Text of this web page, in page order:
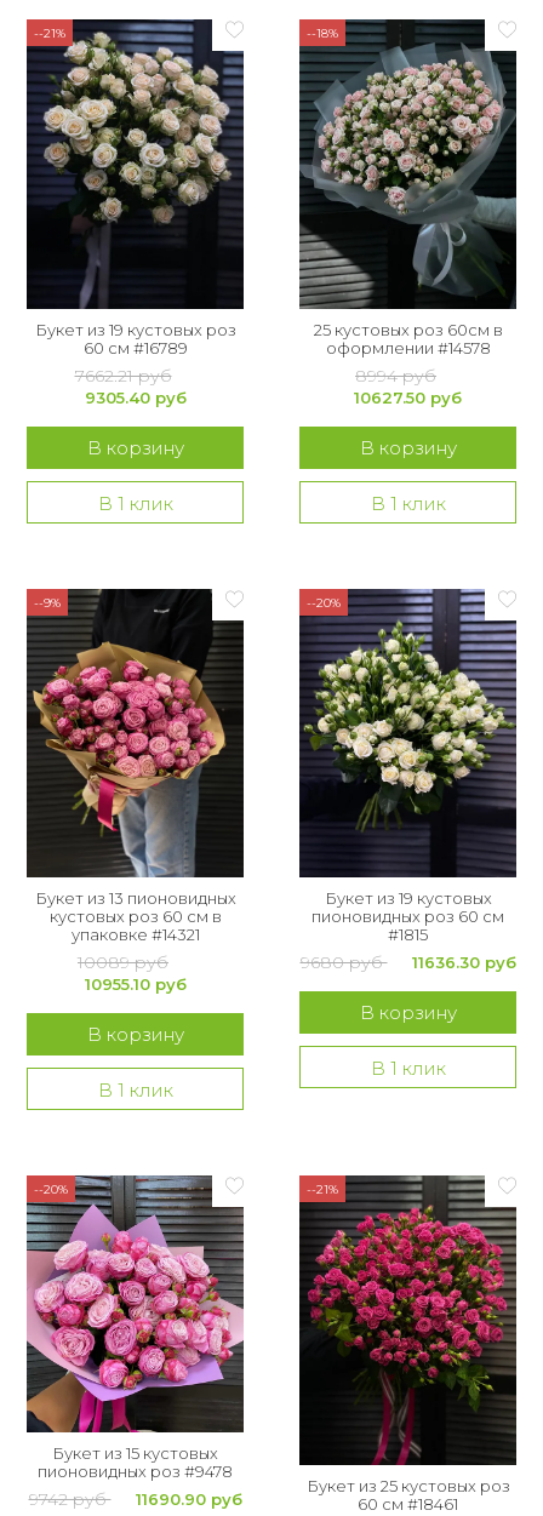
--21%
Букет из 19 кустовых роз
60 см #16789
7662.21 руб
9305.40 руб
В корзину
В 1 клик
--18%
25 кустовых роз 60см в
оформлении #14578
8994 руб
10627.50 руб
В корзину
В 1 клик
--9%
Букет из 13 пионовидных
кустовых роз 60 см в
упаковке #14321
10089 руб
10955.10 руб
В корзину
В 1 клик
--20%
Букет из 19 кустовых
пионовидных роз 60 см
#1815
9680 руб 11636.30 руб
В корзину
В 1 клик
--20%
Букет из 15 кустовых
пионовидных роз #9478
9742 руб 11690.90 руб
--21%
Букет из 25 кустовых роз
60 см #18461